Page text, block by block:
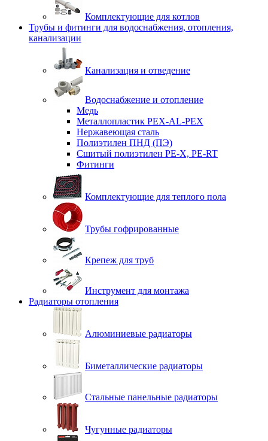
Комплектующие для котлов
Трубы и фитинги для водоснабжения, отопления,
канализации
Канализация и отведение
Водоснабжение и отопление
Медь
Металлопластик PEX-AL-PEX
Нержавеющая сталь
Полиэтилен ПНД (ПЭ)
Сшитый полиэтилен PE-X, PE-RT
Фитинги
Комплектующие для теплого пола
Трубы гофрированные
Крепеж для труб
Инструмент для монтажа
Радиаторы отопления
Алюминиевые радиаторы
Биметаллические радиаторы
Стальные панельные радиаторы
Чугунные радиаторы